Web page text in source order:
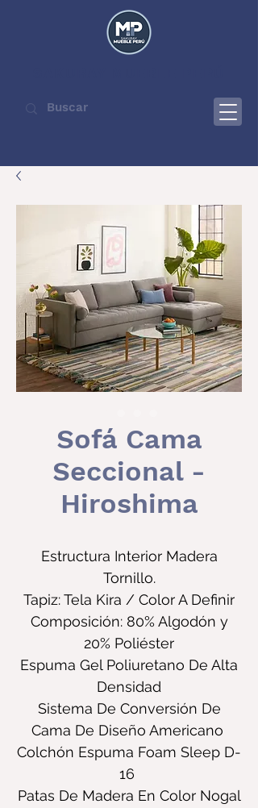
Sofá Cama
Seccional -
Hiroshima
Estructura Interior Madera
Tornillo.
Tapiz: Tela Kira / Color A Definir
Composición: 80% Algodón y
20% Poliéster
Espuma Gel Poliuretano De Alta
Densidad
Sistema De Conversión De
Cama De Diseño Americano
Colchón Espuma Foam Sleep D-
16
Patas De Madera En Color Nogal